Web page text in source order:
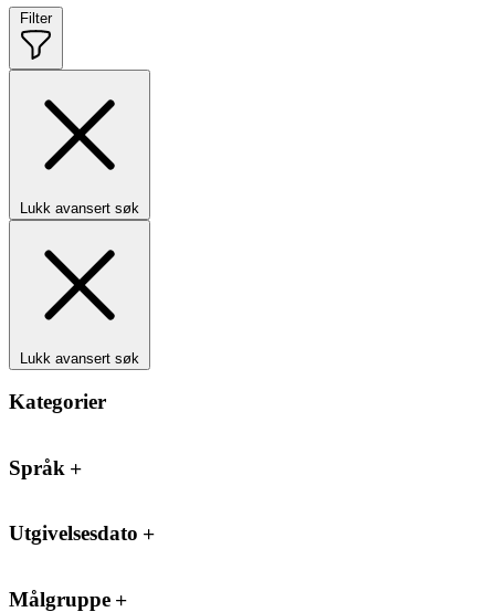
Filter
Lukk avansert søk
Lukk avansert søk
Kategorier
Språk
Utgivelsesdato
Målgruppe